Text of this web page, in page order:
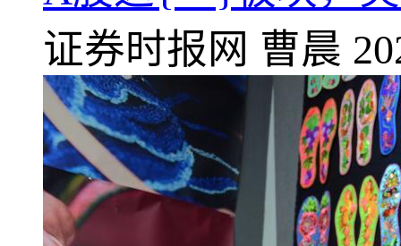
证券时报网 曹晨